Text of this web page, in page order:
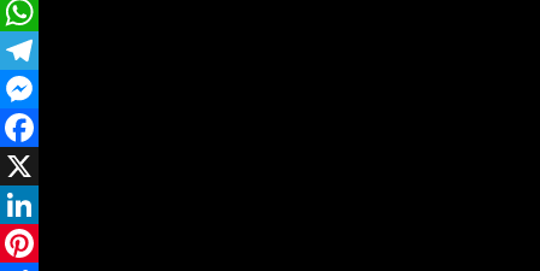
WhatsApp
Telegram
Messenger
Facebook
X
LinkedIn